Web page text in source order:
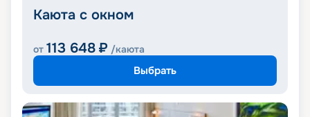
Каюта с окном
от 113 648 ₽ /каюта
Выбрать